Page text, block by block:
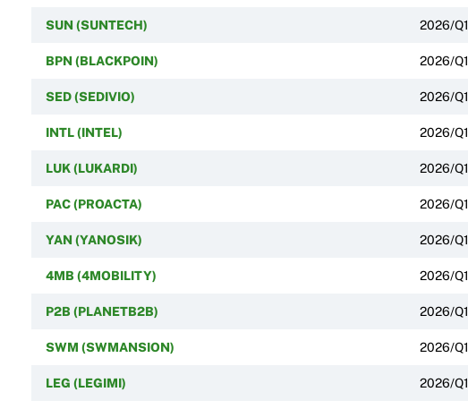
SUN (SUNTECH) 2026/Q1
BPN (BLACKPOIN) 2026/Q1
SED (SEDIVIO) 2026/Q1
INTL (INTEL) 2026/Q1
LUK (LUKARDI) 2026/Q1
PAC (PROACTA) 2026/Q1
YAN (YANOSIK) 2026/Q1
4MB (4MOBILITY) 2026/Q1
P2B (PLANETB2B) 2026/Q1
SWM (SWMANSION) 2026/Q1
LEG (LEGIMI) 2026/Q1